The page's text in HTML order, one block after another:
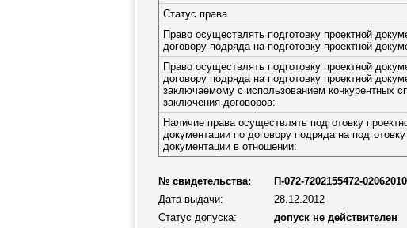
Статус права
Право осуществлять подготовку проектной
договору подряда на подготовку проектной
Право осуществлять подготовку проектной
договору подряда на подготовку проектной
заключаемому с использованием конкурентных
заключения договоров:
Наличие права осуществлять подготовку
документации по договору подряда на
документации в отношении:
№ свидетельства:
П-072-7202155472-
Дата выдачи:
28.12.2012
Статус допуска:
допуск не действителен